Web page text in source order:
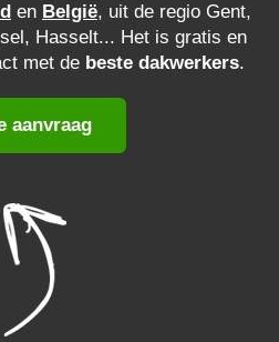
en België, uit de regio Gent,
Hasselt... Het is gratis en
met de beste dakwerkers.
aanvraag